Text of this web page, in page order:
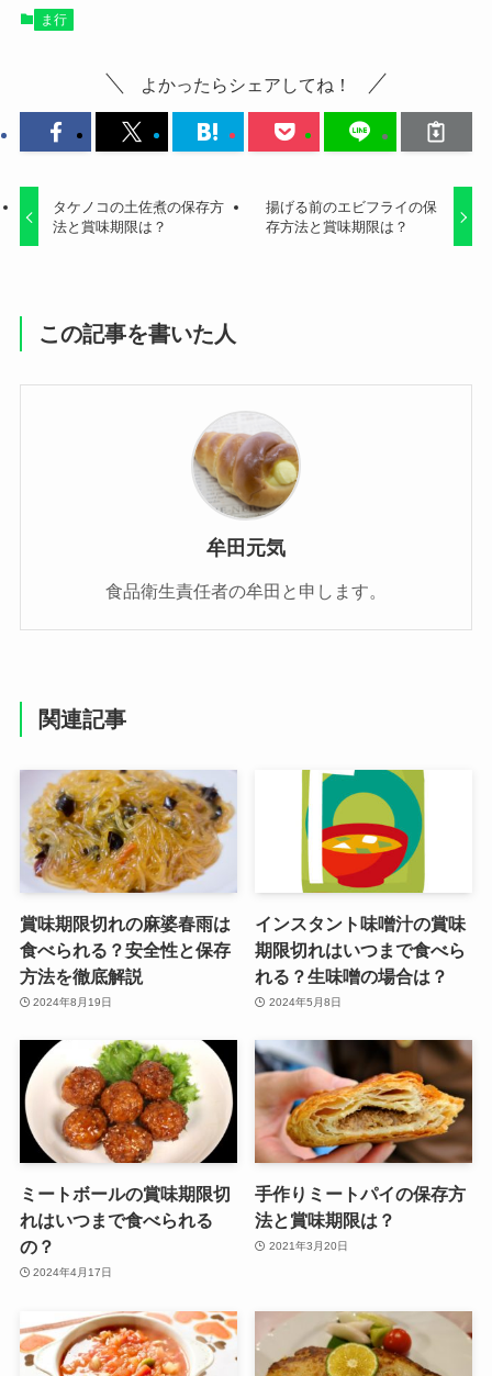
ま行
よかったらシェアしてね！
タケノコの土佐煮の保存方
法と賞味期限は？
揚げる前のエビフライの保
存方法と賞味期限は？
この記事を書いた人
牟田元気
食品衛生責任者の牟田と申します。
関連記事
賞味期限切れの麻婆春雨は
食べられる？安全性と保存
方法を徹底解説
2024年8月19日
インスタント味噌汁の賞味
期限切れはいつまで食べら
れる？生味噌の場合は？
2024年5月8日
ミートボールの賞味期限切
れはいつまで食べられる
の？
2024年4月17日
手作りミートパイの保存方
法と賞味期限は？
2021年3月20日